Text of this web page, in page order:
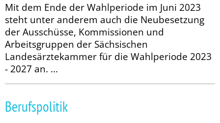
Mit dem Ende der Wahlperiode im Juni 2023
steht unter anderem auch die Neu­­besetzung
der Ausschüsse, Kommissionen und
Arbeitsgruppen der Sächsischen
Landesärztekammer für die Wahlperiode 2023
- 2027 an. ...
Berufspolitik